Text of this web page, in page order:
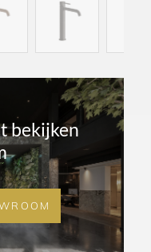
bekijken